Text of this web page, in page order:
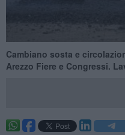
Cambiano sosta e
Arezzo Fiere e Congressi.